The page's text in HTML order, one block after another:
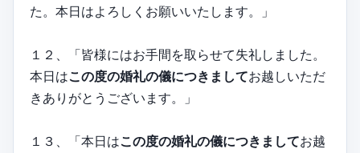
た。本日はよろしくお願いいたします。」
１２、「皆様にはお手間を取らせて失礼しました。
本日はこの度の婚礼の儀につきましてお越しいただ
きありがとうございます。」
１３、「本日はこの度の婚礼の儀につきましてお越